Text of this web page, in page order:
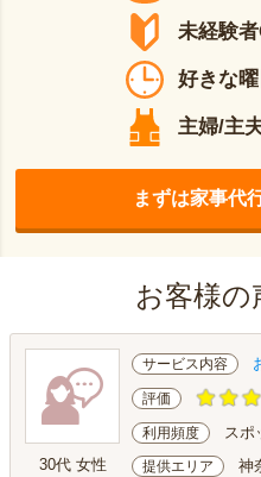
未経験
好きな
主婦/主
まずは家事代
お客様の
30代 女性
サービス内容
評価
利用頻度 スポ
提供エリア 神